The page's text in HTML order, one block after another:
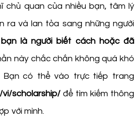
chủ quan của nhiều bạn, tâm lý
ra và lan tỏa sang những người
là người biết cách hoặc đã
này chắc chắn không quá khó
Bạn có thể vào trực tiếp trang
vi/scholarship/ để tìm kiếm thông
với mình.